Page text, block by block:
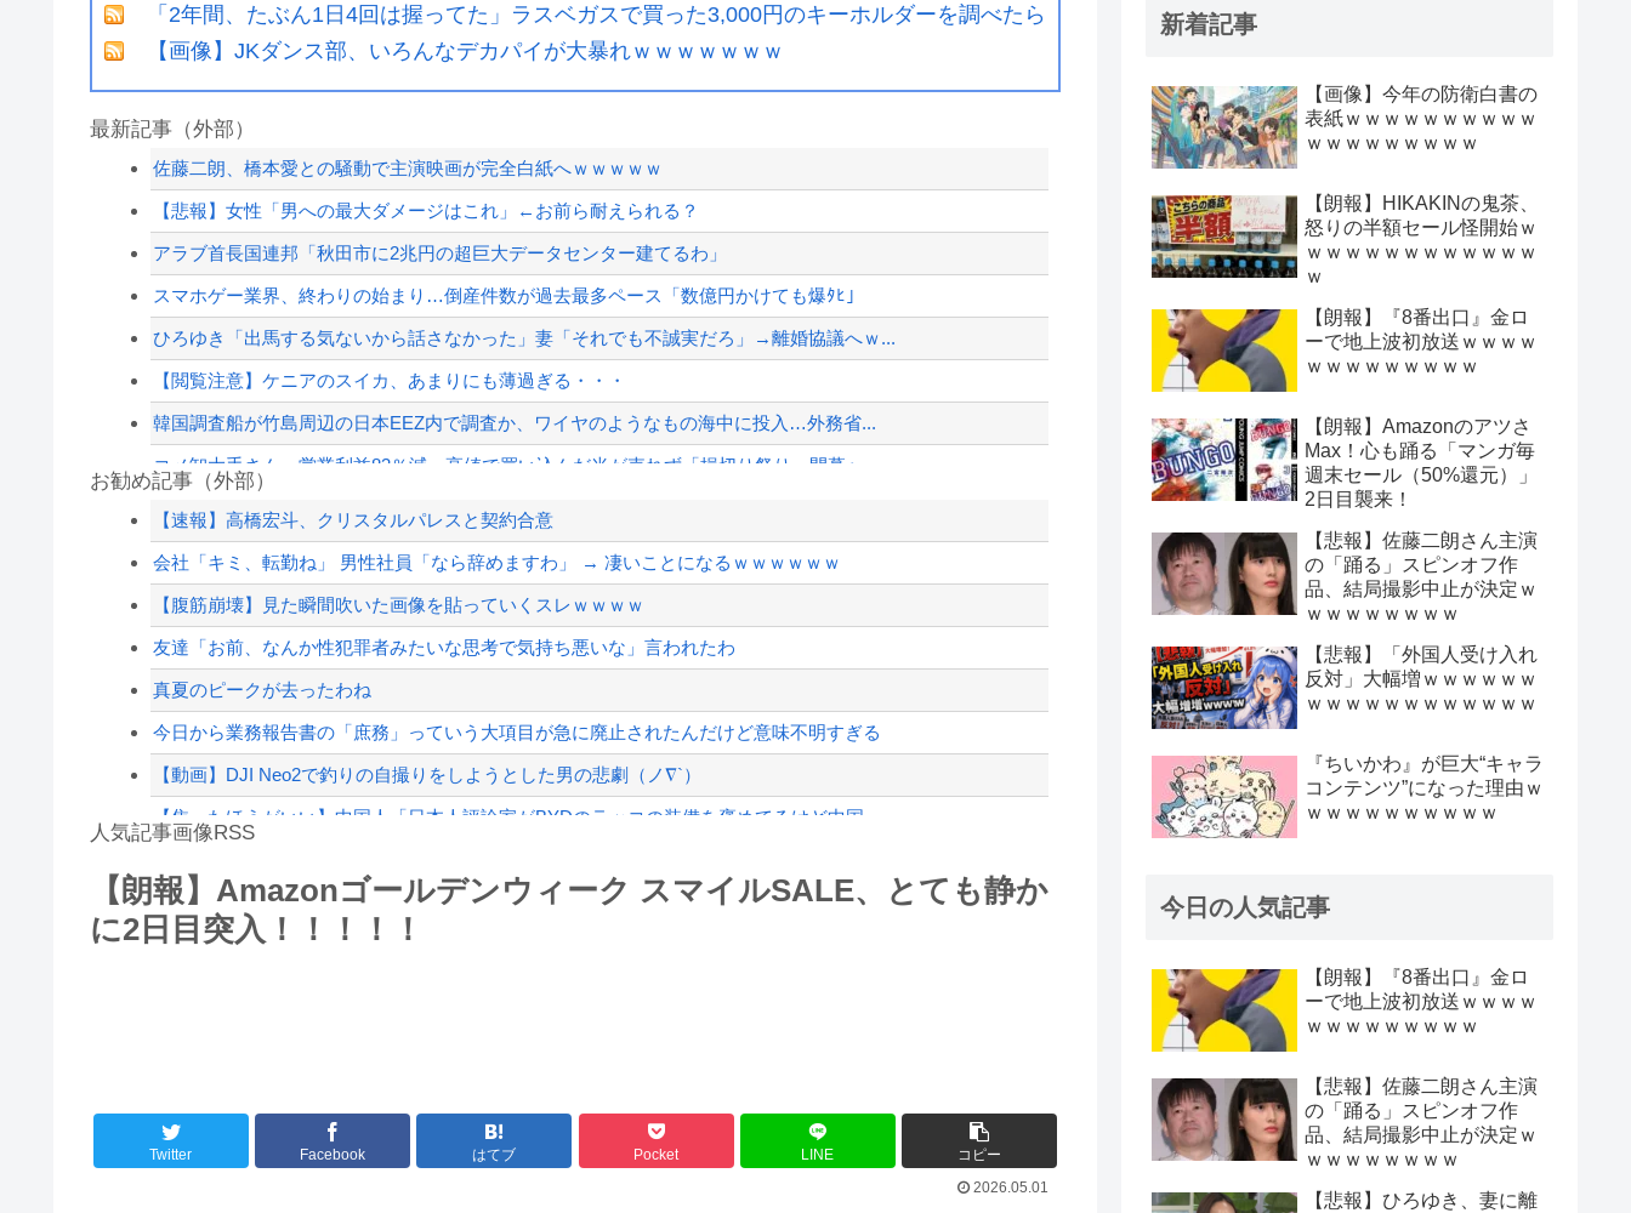
「2年間、たぶん1日4回は握ってた」ラスベガスで買った3,000円のキーホルダーを調べたら
【画像】JKダンス部、いろんなデカパイが大暴れｗｗｗｗｗｗｗ
最新記事（外部）
佐藤二朗、橋本愛との騒動で主演映画が完全白紙へｗｗｗｗｗ
【悲報】女性「男への最大ダメージはこれ」←お前ら耐えられる？
アラブ首長国連邦「秋田市に2兆円の超巨大データセンター建てるわ」
スマホゲー業界、終わりの始まり…倒産件数が過去最多ペース「数億円かけても爆ﾀﾋ」
ひろゆき「出馬する気ないから話さなかった」妻「それでも不誠実だろ」→離婚協議へｗ...
【閲覧注意】ケニアのスイカ、あまりにも薄過ぎる・・・
韓国調査船が竹島周辺の日本EEZ内で調査か、ワイヤのようなもの海中に投入…外務省...
コメ卸大手さん、営業利益83％減 高値で買い込んだ米が売れず「損切り祭り」開幕へ
ワイジ毎日2kgの野菜と500gくらいの肉食べたらこうなるｗｗｗ
【悲報】ゴルゴさん、高額報酬のくせに無茶すぎる依頼ばかりでお疲れ気味ｗｗｗｗｗ
PTA会長「PTA参加拒否した親へ最終警告。こうなってもいい？」
【画像】移民についての日本人の本音、だいたいこれｗｗｗｗ
【配信者】「金バエ」のSNS更新が1週間途絶え、様々な憶測が飛び交う。1週間ぶり...
【緊急速報】NYで警官が黒人男性の首を絞め、暴動第二波不可避へ
お勧め記事（外部）
【速報】高橋宏斗、クリスタルパレスと契約合意
会社「キミ、転勤ね」 男性社員「なら辞めますわ」 → 凄いことになるｗｗｗｗｗｗ
【腹筋崩壊】見た瞬間吹いた画像を貼っていくスレｗｗｗｗ
友達「お前、なんか性犯罪者みたいな思考で気持ち悪いな」言われたわ
真夏のピークが去ったわね
今日から業務報告書の「庶務」っていう大項目が急に廃止されたんだけど意味不明すぎる
【動画】DJI Neo2で釣りの自撮りをしようとした男の悲劇（ノ∇`）
【焦ったほうがいい】中国人「日本人評論家がBYDのラッコの装備を褒めてるけど中国...
しんのすけ「ギアスを手に入れたゾ」
8/4のニュース
人気記事画像RSS
【朗報】Amazonゴールデンウィーク スマイルSALE、とても静か
に2日目突入！！！！！
Twitter Facebook はてブ Pocket LINE
コピー
2026.05.01
新着記事
【画像】今年の防衛白書の
表紙ｗｗｗｗｗｗｗｗｗｗ
ｗｗｗｗｗｗｗｗｗ
【朗報】HIKAKINの鬼茶、
怒りの半額セール怪開始ｗ
ｗｗｗｗｗｗｗｗｗｗｗｗ
ｗ
【朗報】『8番出口』金ロ
ーで地上波初放送ｗｗｗｗ
ｗｗｗｗｗｗｗｗｗ
【朗報】Amazonのアツさ
Max！心も踊る「マンガ毎
週末セール（50%還元）」
2日目襲来！
【悲報】佐藤二朗さん主演
の「踊る」スピンオフ作
品、結局撮影中止が決定ｗ
ｗｗｗｗｗｗｗｗ
【悲報】「外国人受け入れ
反対」大幅増ｗｗｗｗｗｗ
ｗｗｗｗｗｗｗｗｗｗｗｗ
『ちいかわ』が巨大“キャラ
コンテンツ”になった理由ｗ
ｗｗｗｗｗｗｗｗｗｗ
今日の人気記事
【朗報】『8番出口』金ロ
ーで地上波初放送ｗｗｗｗ
ｗｗｗｗｗｗｗｗｗ
【悲報】佐藤二朗さん主演
の「踊る」スピンオフ作
品、結局撮影中止が決定ｗ
ｗｗｗｗｗｗｗｗ
【悲報】ひろゆき、妻に離